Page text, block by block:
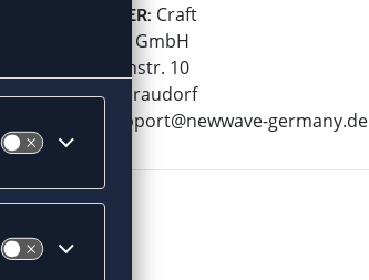
HERSTELLER: Craft
New Wave GmbH
Geigelsteinstr. 10
83080 Oberaudorf
support@newwave-germany.de